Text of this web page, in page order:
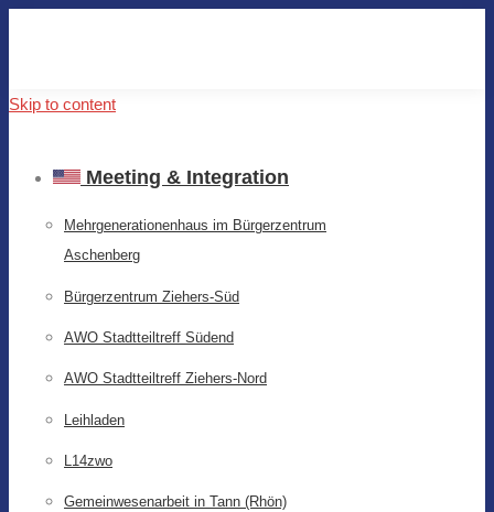
Skip to content
Meeting & Integration
Mehrgenerationenhaus im Bürgerzentrum
Aschenberg
Bürgerzentrum Ziehers-Süd
AWO Stadtteiltreff Südend
AWO Stadtteiltreff Ziehers-Nord
Leihladen
L14zwo
Gemeinwesenarbeit in Tann (Rhön)